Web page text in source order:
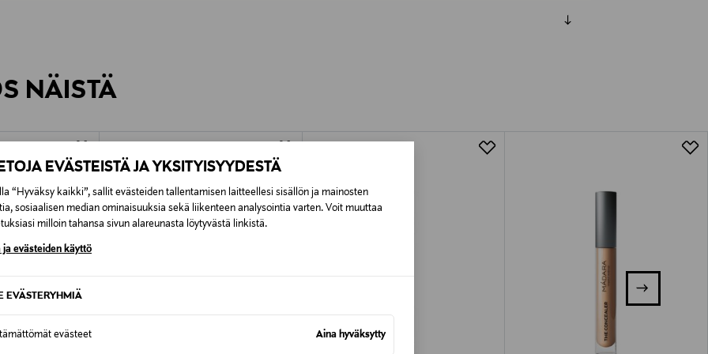
EVÄSTEISTÄ JA YKSITYISYYDESTÄ
“Hyväksy kaikki”, sallit evästeiden tallentamisen laitteellesi sisällön ja mainosten
sosiaalisen median ominaisuuksia sekä liikenteen analysointia varten. Voit muuttaa
milloin tahansa sivun alareunasta löytyvästä linkistä.
ja evästeiden käyttö
EVÄSTERYHMIÄ
evästeet Aina hyväksytty
Alk. 6,90 €, kun toimitus on saatavilla valittuun osoitteeseen.
NÄISTÄ